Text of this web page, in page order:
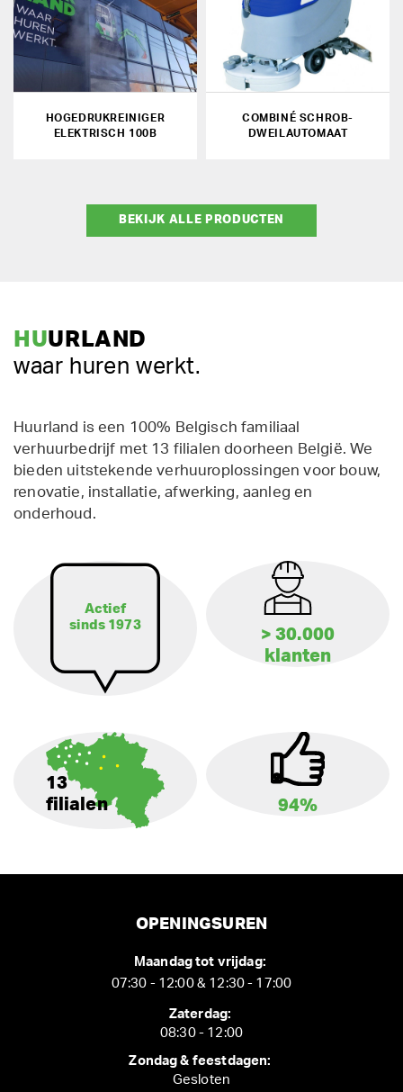
HOGEDRUKREINIGER
ELEKTRISCH 100B
COMBINÉ SCHROB-
DWEILAUTOMAAT
BEKIJK ALLE PRODUCTEN
HUURLAND
waar huren werkt.
Huurland is een 100% Belgisch familiaal
verhuurbedrijf met 13 filialen doorheen België. We
bieden uitstekende verhuuroplossingen voor bouw,
renovatie, installatie, afwerking, aanleg en
onderhoud.
Actief
sinds 1973
> 30.000
klanten
13
filialen
94%
OPENINGSUREN
Maandag tot vrijdag:
07:30 - 12:00 & 12:30 - 17:00
Zaterdag:
08:30 - 12:00
Zondag & feestdagen:
Gesloten